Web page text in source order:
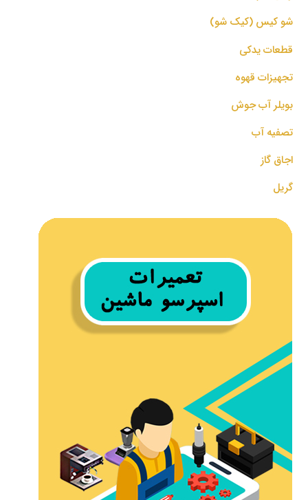
شو کیس (کیک شو)
قطعات یدکی
تجهیزات قهوه
بویلر آب جوش
تصفیه آب
اجاق گاز
گریل